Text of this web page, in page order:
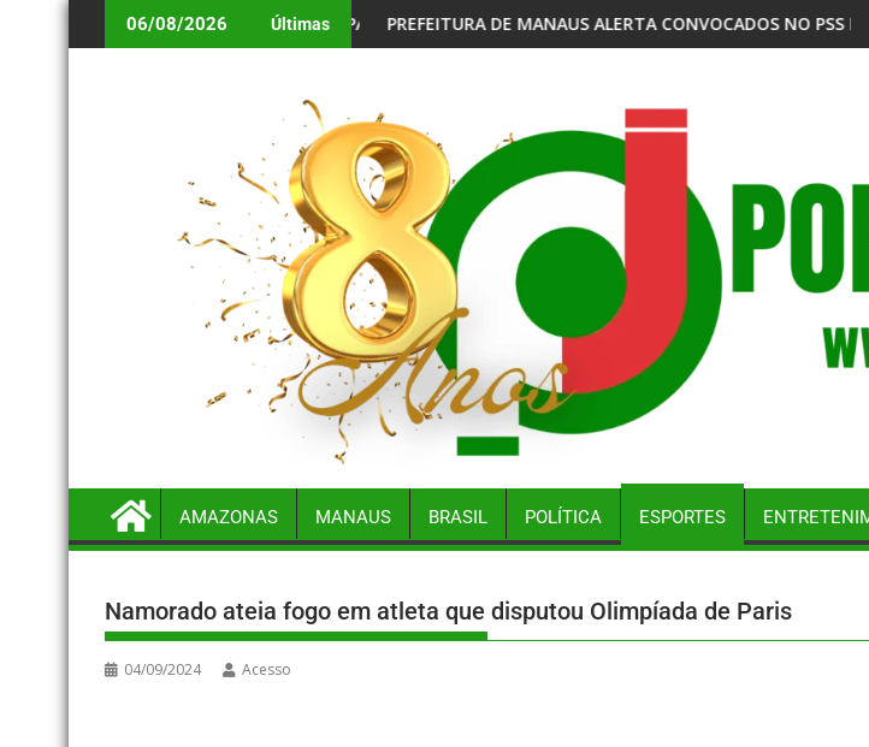
06/08/2026 Últimas
PARA BENEFICIÁRIOS ANIVERSARIANTES DE AGOSTO
PREFEITURA DE MANAUS ALERTA CONVOCADOS NO PSS DA VACINAÇÃO ANTIRRÁBICA
MPF DENUNCIA
AMAZONAS MANAUS BRASIL POLÍTICA ESPORTES
Namorado ateia fogo em atleta que disputou Olimpíada de Paris
04/09/2024 Acesso